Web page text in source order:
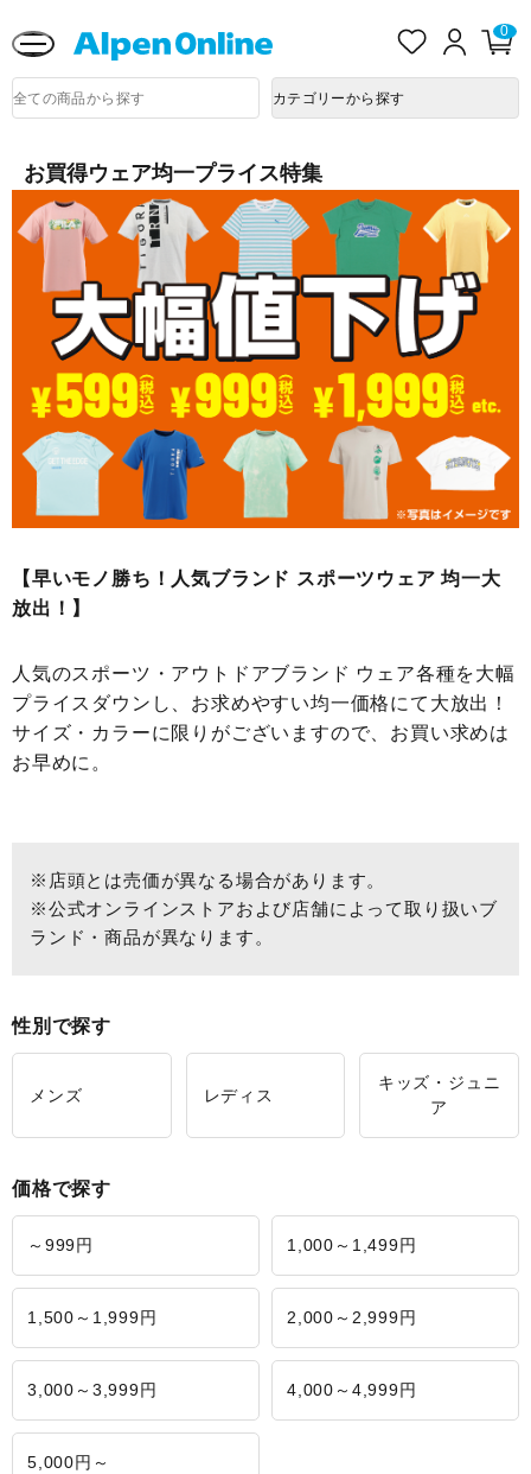
気
ロ
0
商
品
索
カテゴリーから探す
お買得ウェア均一プライス特集
【早いモノ勝ち！人気ブランド スポーツウェア 均一大
放出！】
人気のスポーツ・アウトドアブランド ウェア各種を大幅
プライスダウンし、お求めやすい均一価格にて大放出！
サイズ・カラーに限りがございますので、お買い求めは
お早めに。
※店頭とは売価が異なる場合があります。
※公式オンラインストアおよび店舗によって取り扱いブ
ランド・商品が異なります。
性別で探す
メンズ レディス
キッズ・ジュニ
ア
価格で探す
～999円 1,000～1,499円
1,500～1,999円 2,000～2,999円
3,000～3,999円 4,000～4,999円
5,000円～